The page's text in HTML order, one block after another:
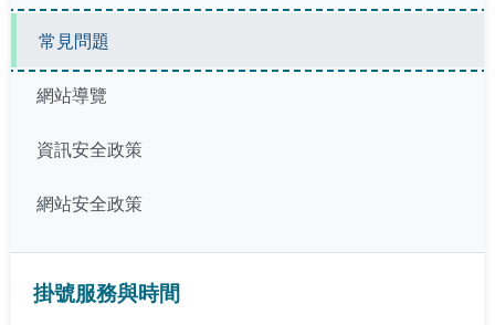
常見問題
網站導覽
資訊安全政策
網站安全政策
掛號服務與時間